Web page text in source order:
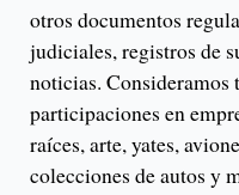
otros documentos
judiciales, registros de
noticias. Consideramos
participaciones en
raíces, arte, yates,
colecciones de autos y